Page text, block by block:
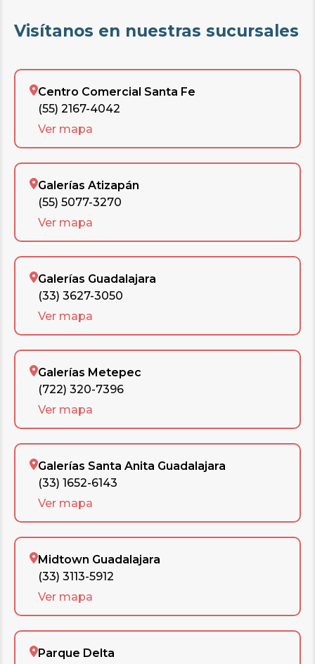
Visítanos en nuestras sucursales
Centro Comercial Santa Fe
(55) 2167-4042
Ver mapa
Galerías Atizapán
(55) 5077-3270
Ver mapa
Galerías Guadalajara
(33) 3627-3050
Ver mapa
Galerías Metepec
(722) 320-7396
Ver mapa
Galerías Santa Anita Guadalajara
(33) 1652-6143
Ver mapa
Midtown Guadalajara
(33) 3113-5912
Ver mapa
Parque Delta